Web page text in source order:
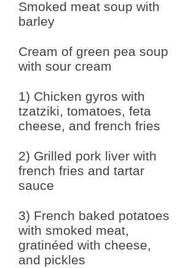
Smoked meat soup with
barley
Cream of green pea soup
with sour cream
1) Chicken gyros with
tzatziki, tomatoes, feta
cheese, and french fries
2) Grilled pork liver with
french fries and tartar
sauce
3) French baked potatoes
with smoked meat,
gratinéed with cheese,
and pickles